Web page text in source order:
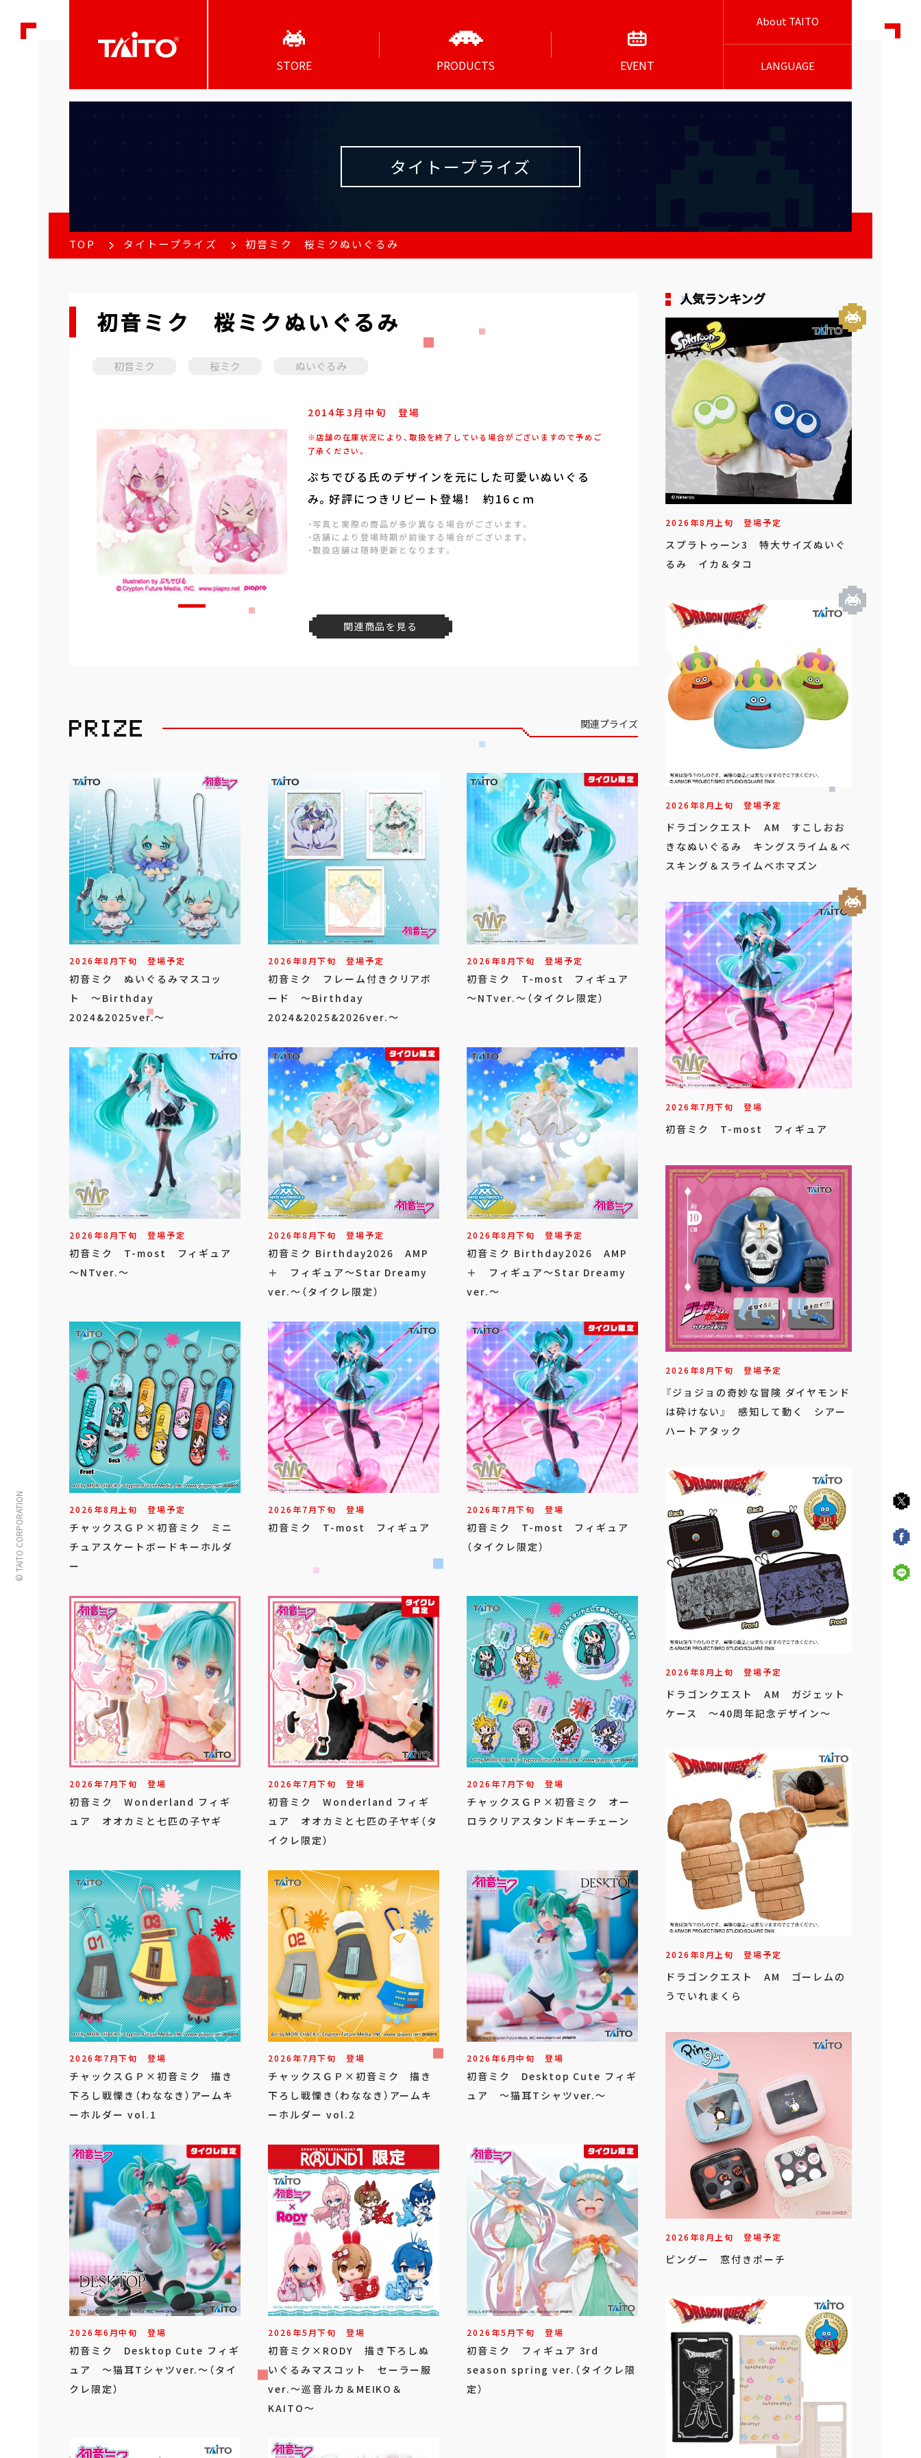
STORE PRODUCTS EVENT
About TAITO
LANGUAGE
© TAITO CORPORATION
タイトープライズ
TOP タイトープライズ 初音ミク 桜ミクぬいぐるみ
初音ミク 桜ミクぬいぐるみ
初音ミク 桜ミク ぬいぐるみ
2014年3月 中旬 登場
※店舗の在庫状況により、取扱を終了している場合がございますので予めご
了承ください。
ぷちでびる氏のデザインを元にした可愛いぬいぐる
み。好評につきリピート登場！ 約16ｃｍ
・写真と実際の商品が多少異なる場合がございます。
・店舗により登場時期が前後する場合がございます。
・取扱店舗は随時更新となります。
関連商品を見る
関連プライズ
2026年8月下旬 登場予定
初音ミク ぬいぐるみマスコッ
ト ～Birthday
2024&2025ver.～
2026年8月下旬 登場予定
初音ミク フレーム付きクリアボ
ード ～Birthday
2024&2025&2026ver.～
2026年8月下旬 登場予定
初音ミク T-most フィギュア
～NTver.～（タイクレ限定）
2026年8月下旬 登場予定
初音ミク T-most フィギュア
～NTver.～
2026年8月下旬 登場予定
初音ミク Birthday2026 AMP
＋ フィギュア～Star Dreamy
ver.～（タイクレ限定）
2026年8月下旬 登場予定
初音ミク Birthday2026 AMP
＋ フィギュア～Star Dreamy
ver.～
2026年8月上旬 登場予定
チャックスＧＰ×初音ミク ミニ
チュアスケートボードキーホルダ
ー
2026年7月下旬 登場
初音ミク T-most フィギュア
2026年7月下旬 登場
初音ミク T-most フィギュア
（タイクレ限定）
2026年7月下旬 登場
初音ミク Wonderland フィギ
ュア オオカミと七匹の子ヤギ
2026年7月下旬 登場
初音ミク Wonderland フィギ
ュア オオカミと七匹の子ヤギ（タ
イクレ限定）
2026年7月下旬 登場
チャックスＧＰ×初音ミク オー
ロラクリアスタンドキーチェーン
2026年7月下旬 登場
チャックスＧＰ×初音ミク 描き
下ろし戦慄き（わななき）アームキ
ーホルダー vol.1
2026年7月下旬 登場
チャックスＧＰ×初音ミク 描き
下ろし戦慄き（わななき）アームキ
ーホルダー vol.2
2026年6月中旬 登場
初音ミク Desktop Cute フィギ
ュア ～猫耳Tシャツver.～
2026年6月中旬 登場
初音ミク Desktop Cute フィギ
ュア ～猫耳Tシャツver.～（タイ
クレ限定）
2026年5月下旬 登場
初音ミク×RODY 描き下ろしぬ
いぐるみマスコット セーラー服
ver.～巡音ルカ＆MEIKO＆
KAITO～
2026年5月下旬 登場
初音ミク フィギュア 3rd
season spring ver.（タイクレ限
定）
人気ランキング
2026年8月上旬 登場予定
スプラトゥーン3 特大サイズぬいぐ
るみ イカ＆タコ
2026年8月上旬 登場予定
ドラゴンクエスト AM すこしおお
きなぬいぐるみ キングスライム＆ベ
スキング＆スライムベホマズン
2026年7月下旬 登場
初音ミク T-most フィギュア
2026年8月下旬 登場予定
『ジョジョの奇妙な冒険 ダイヤモンド
は砕けない』 感知して動く シアー
ハートアタック
2026年8月上旬 登場予定
ドラゴンクエスト AM ガジェット
ケース ～40周年記念デザイン～
2026年8月上旬 登場予定
ドラゴンクエスト AM ゴーレムの
うでいれまくら
2026年8月上旬 登場予定
ピングー 窓付きポーチ